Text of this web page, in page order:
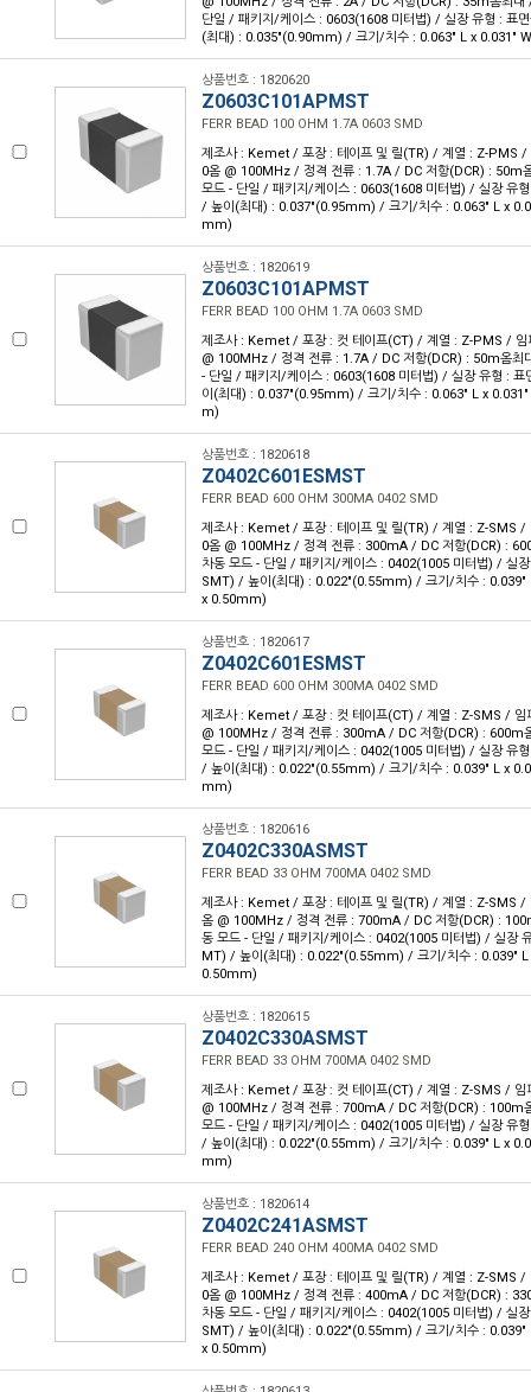
단일 / 패키지/케이스 : 0603(1608 미터법) / 실장 유형 : 표
(최대) : 0.035"(0.90mm) / 크기/치수 : 0.063" L x 0.031"
상품번호 : 1820620
Z0603C101APMST
FERR BEAD 100 OHM 1.7A 0603 SMD
제조사 : Kemet / 포장 : 테이프 및 릴(TR) / 계열 : Z-PMS /
0옴 @ 100MHz / 정격 전류 : 1.7A / DC 저항(DCR) : 50m
모드 - 단일 / 패키지/케이스 : 0603(1608 미터법) / 실장 유
/ 높이(최대) : 0.037"(0.95mm) / 크기/치수 : 0.063" L x
mm)
상품번호 : 1820619
Z0603C101APMST
FERR BEAD 100 OHM 1.7A 0603 SMD
제조사 : Kemet / 포장 : 컷 테이프(CT) / 계열 : Z-PMS / 임
@ 100MHz / 정격 전류 : 1.7A / DC 저항(DCR) : 50m옴최
- 단일 / 패키지/케이스 : 0603(1608 미터법) / 실장 유형 :
이(최대) : 0.037"(0.95mm) / 크기/치수 : 0.063" L x
m)
상품번호 : 1820618
Z0402C601ESMST
FERR BEAD 600 OHM 300MA 0402 SMD
제조사 : Kemet / 포장 : 테이프 및 릴(TR) / 계열 : Z-SMS /
0옴 @ 100MHz / 정격 전류 : 300mA / DC 저항(DCR) :
차동 모드 - 단일 / 패키지/케이스 : 0402(1005 미터법) / 실
SMT) / 높이(최대) : 0.022"(0.55mm) / 크기/치수 :
x 0.50mm)
상품번호 : 1820617
Z0402C601ESMST
FERR BEAD 600 OHM 300MA 0402 SMD
제조사 : Kemet / 포장 : 컷 테이프(CT) / 계열 : Z-SMS / 임
@ 100MHz / 정격 전류 : 300mA / DC 저항(DCR) : 600m
모드 - 단일 / 패키지/케이스 : 0402(1005 미터법) / 실장 유
/ 높이(최대) : 0.022"(0.55mm) / 크기/치수 : 0.039" L x
mm)
상품번호 : 1820616
Z0402C330ASMST
FERR BEAD 33 OHM 700MA 0402 SMD
제조사 : Kemet / 포장 : 테이프 및 릴(TR) / 계열 : Z-SMS /
옴 @ 100MHz / 정격 전류 : 700mA / DC 저항(DCR) :
동 모드 - 단일 / 패키지/케이스 : 0402(1005 미터법) / 실장
MT) / 높이(최대) : 0.022"(0.55mm) / 크기/치수 : 0.039"
0.50mm)
상품번호 : 1820615
Z0402C330ASMST
FERR BEAD 33 OHM 700MA 0402 SMD
제조사 : Kemet / 포장 : 컷 테이프(CT) / 계열 : Z-SMS / 임
@ 100MHz / 정격 전류 : 700mA / DC 저항(DCR) : 100m
모드 - 단일 / 패키지/케이스 : 0402(1005 미터법) / 실장 유
/ 높이(최대) : 0.022"(0.55mm) / 크기/치수 : 0.039" L x
mm)
상품번호 : 1820614
Z0402C241ASMST
FERR BEAD 240 OHM 400MA 0402 SMD
제조사 : Kemet / 포장 : 테이프 및 릴(TR) / 계열 : Z-SMS /
0옴 @ 100MHz / 정격 전류 : 400mA / DC 저항(DCR) :
차동 모드 - 단일 / 패키지/케이스 : 0402(1005 미터법) / 실
SMT) / 높이(최대) : 0.022"(0.55mm) / 크기/치수 :
x 0.50mm)